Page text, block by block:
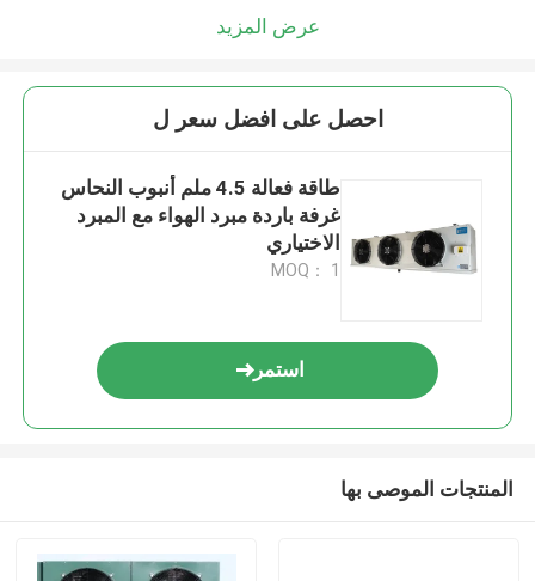
عرض المزيد
احصل على افضل سعر ل
طاقة فعالة 4.5 ملم أنبوب النحاس
غرفة باردة مبرد الهواء مع المبرد
الاختياري
MOQ： 1
استمر
المنتجات الموصى بها